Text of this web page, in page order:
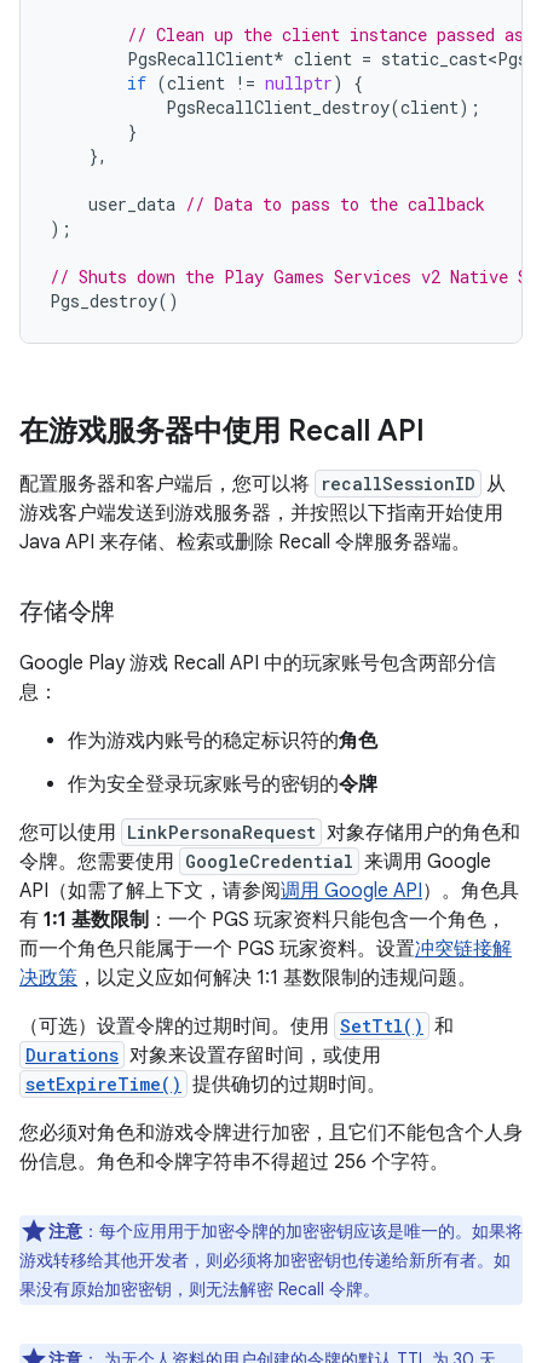
// Clean up the client instance passed as
PgsRecallClient* client =
if (client != nullptr)
{
PgsRecallClient_destroy(client);
}
},
user_data // Data to pass to the callback
);
// Shuts down the Play Games Services v2 Native
Pgs_destroy()
在游戏服务器中使用 Recall API
配置服务器和客户端后，您可以将 recallSessionID 从
游戏客户端发送到游戏服务器，并按照以下指南开始使用
Java API 来存储、检索或删除 Recall 令牌服务器端。
存储令牌
Google Play 游戏 Recall API 中的玩家账号包含两部分信
息：
作为游戏内账号的稳定标识符的角色
作为安全登录玩家账号的密钥的令牌
您可以使用 LinkPersonaRequest 对象存储用户的角色和
令牌。您需要使用 GoogleCredential 来调用 Google
API（如需了解上下文，请参阅调用 Google API）。角色具
有 1:1 基数限制 ：一个 PGS 玩家资料只能包含一个角色，
而一个角色只能属于一个 PGS 玩家资料。设置冲突链接解
决政策 ，以定义应如何解决 1:1 基数限制的违规问题。
（可选）设置令牌的过期时间。使用 SetTtl() 和
Durations 对象来设置存留时间，或使用
setExpireTime() 提供确切的过期时间。
您必须对角色和游戏令牌进行加密，且它们不能包含个人身
份信息。角色和令牌字符串不得超过 256 个字符。
注意 ：每个应用用于加密令牌的加密密钥应该是唯一的。如果将
游戏转移给其他开发者，则必须将加密密钥也传递给新所有者。如
果没有原始加密密钥，则无法解密 Recall 令牌。